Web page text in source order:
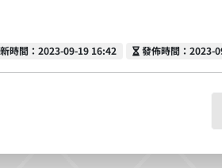
時間
時間：2023-09-19 16:42 發佈時間
發佈時間：2023-